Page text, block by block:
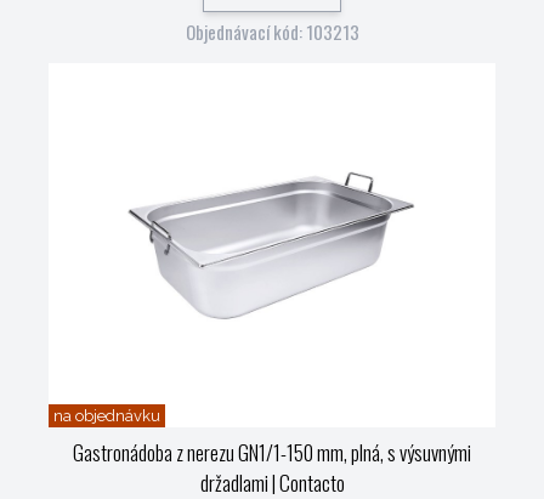
Objednávací kód: 103213
na objednávku
Gastronádoba z nerezu GN1/1-150 mm, plná, s výsuvnými
držadlami| Contacto